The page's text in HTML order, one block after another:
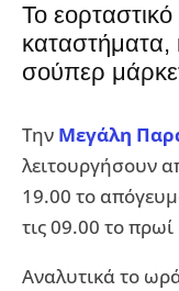
Το
καταστήματα,
σούπερ
Την Μεγάλη
λειτουργήσουν
19.00 το
τις 09.00 το πρωί
Αναλυτικά το